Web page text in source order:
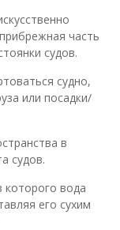
часть
судов.
судно,
или посадки/
в
судов.
которого вода
его сухим